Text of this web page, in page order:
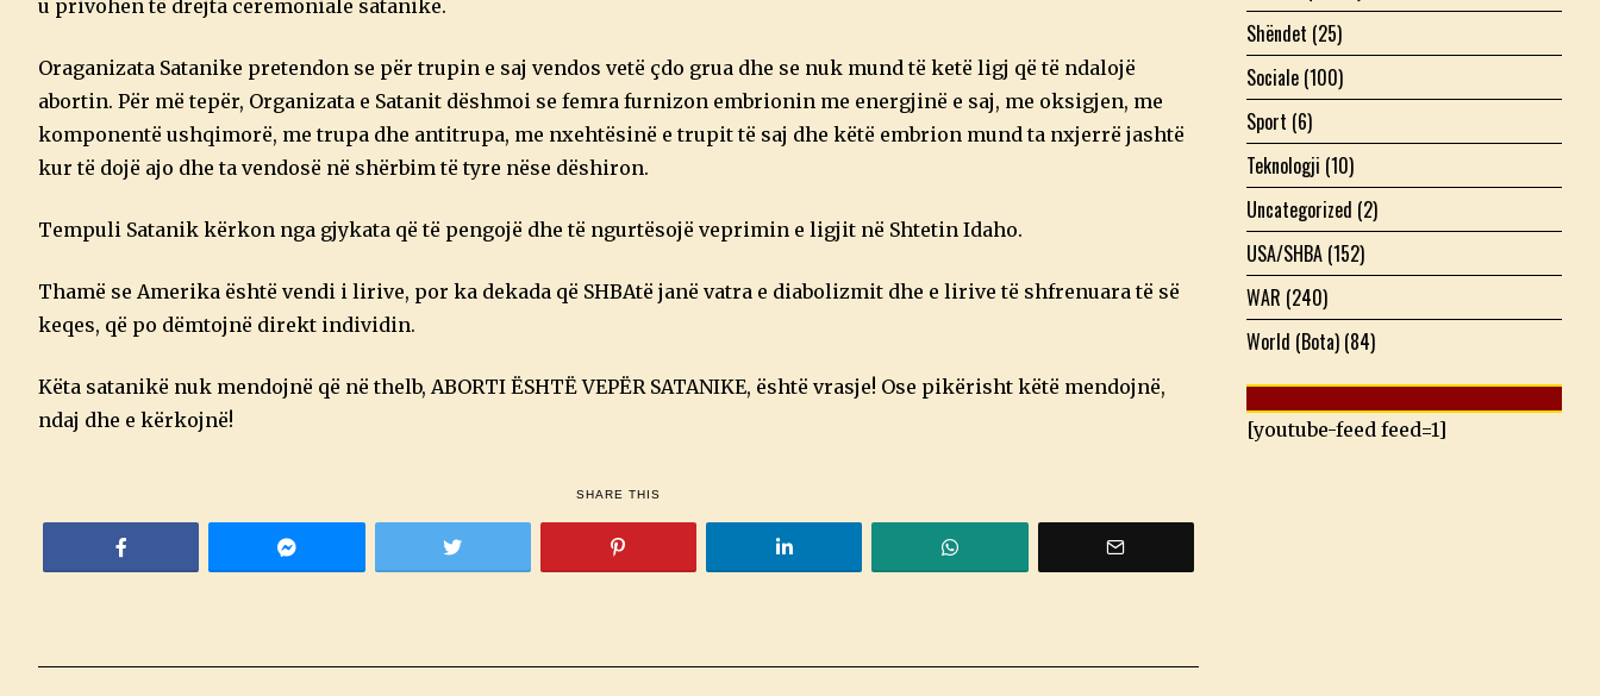
u privohen të drejta ceremoniale satanike.
Oraganizata Satanike pretendon se për trupin e saj vendos vetë çdo grua dhe se nuk mund të ketë ligj që të ndalojë
abortin. Për më tepër, Organizata e Satanit dëshmoi se femra furnizon embrionin me energjinë e saj, me oksigjen, me
komponentë ushqimorë, me trupa dhe antitrupa, me nxehtësinë e trupit të saj dhe këtë embrion mund ta nxjerrë jashtë
kur të dojë ajo dhe ta vendosë në shërbim të tyre nëse dëshiron.
Tempuli Satanik kërkon nga gjykata që të pengojë dhe të ngurtësojë veprimin e ligjit në Shtetin Idaho.
Thamë se Amerika është vendi i lirive, por ka dekada që SHBAtë janë vatra e diabolizmit dhe e lirive të shfrenuara të së
keqes, që po dëmtojnë direkt individin.
Këta satanikë nuk mendojnë që në thelb, ABORTI ËSHTË VEPËR SATANIKE, është vrasje! Ose pikërisht këtë mendojnë,
ndaj dhe e kërkojnë!
SHARE THIS
Shëndet (25)
Sociale (100)
Sport (6)
Teknologji (10)
Uncategorized (2)
USA/SHBA (152)
WAR (240)
World (Bota) (84)
[youtube-feed feed=1]